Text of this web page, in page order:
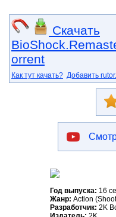
Скачать
orrent
Как тут качать? Добавить
Год выпуска: 16
Жанр: Action
Разработчик: 2K